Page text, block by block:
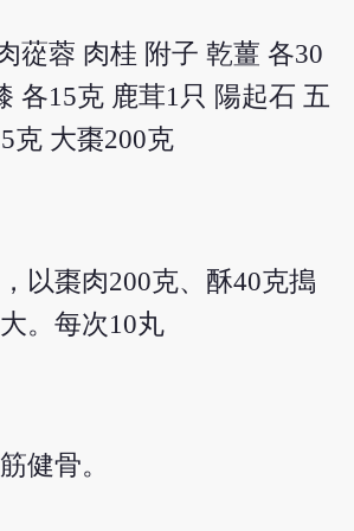
蓯蓉 肉桂 附子 乾薑 各30
各15克 鹿茸1只 陽起石 五
克 大棗200克
以棗肉200克、酥40克搗
。每次10丸
健骨。